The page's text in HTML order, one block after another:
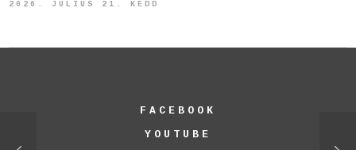
2026. JÚLIUS 21. KEDD
FACEBOOK
YOUTUBE